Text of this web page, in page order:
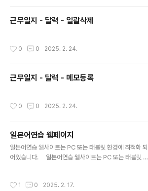
근무일지 - 달력 - 일괄삭제
0 0 2025. 2. 24.
근무일지 - 달력 - 메모등록
0 0 2025. 2. 24.
일본어연습 웹페이지
일본어연습 웹사이트는 PC 또는 태블릿 환경에 최적화 되
어있습니다. 일본어연습 웹사이트는 PC 또는 태블릿 환
사이트는 PC 또는 태블릿 환경에 최적화 되어있습니
1 0 2025. 2. 17.